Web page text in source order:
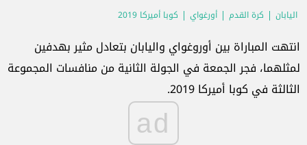
اليابان كرة القدم أورغواي كوبا أميركا 2019
انتهت المباراة بين أوروغواي واليابان بتعادل مثير بهدفين
لمثلهما، فجر الجمعة في الجولة الثانية من منافسات المجموعة
الثالثة في كوبا أميركا 2019.
ad